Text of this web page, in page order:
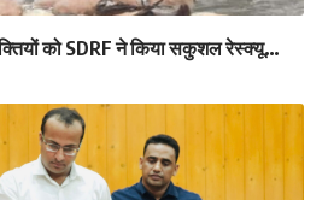
को SDRF ने किया सकुशल रेस्क्यू…